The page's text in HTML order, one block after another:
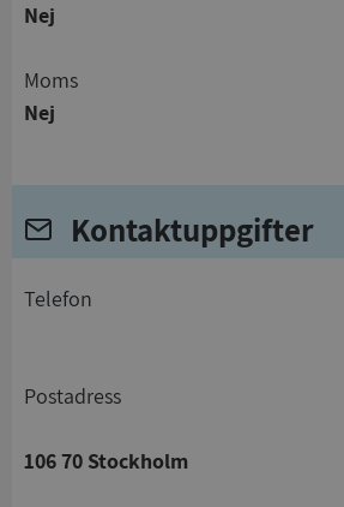
Nej
Moms
Nej
Kontaktuppgifter
telefon
Postadress
106 70 Stockholm